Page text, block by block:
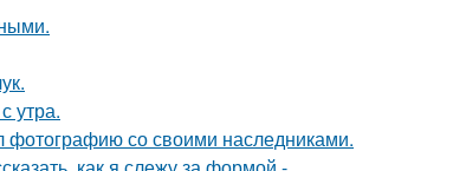
утра.
со своими наследниками.